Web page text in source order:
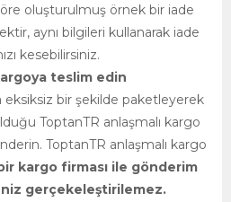
oluşturulmuş örnek bir iade
aynı bilgileri kullanarak iade
kesebilirsiniz.
teslim edin
eksiksiz bir şekilde paketleyerek
ToptanTR anlaşmalı kargo
ToptanTR anlaşmalı kargo
kargo firması ile gönderim
gerçekeleştirilemez.